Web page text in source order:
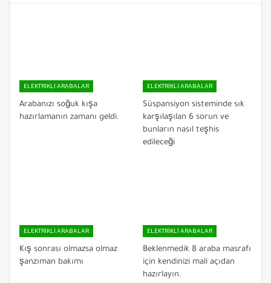
ELEKTRIKLI ARABALAR
Arabanızı soğuk kışa
hazırlamanın zamanı geldi.
ELEKTRIKLI ARABALAR
Süspansiyon sisteminde sık
karşılaşılan 6 sorun ve
bunların nasıl teşhis
edileceği
ELEKTRIKLI ARABALAR
Kış sonrası olmazsa olmaz
şanzıman bakımı
ELEKTRIKLI ARABALAR
Beklenmedik 8 araba masrafı
için kendinizi mali açıdan
hazırlayın.